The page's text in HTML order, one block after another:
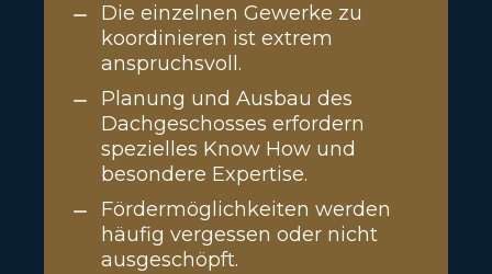
Die einzelnen Gewerke zu
koordinieren ist extrem
anspruchsvoll.
Planung und Ausbau des
Dachgeschosses erfordern
spezielles Know How und
besondere Expertise.
Fördermöglichkeiten werden
häufig vergessen oder nicht
ausgeschöpft.